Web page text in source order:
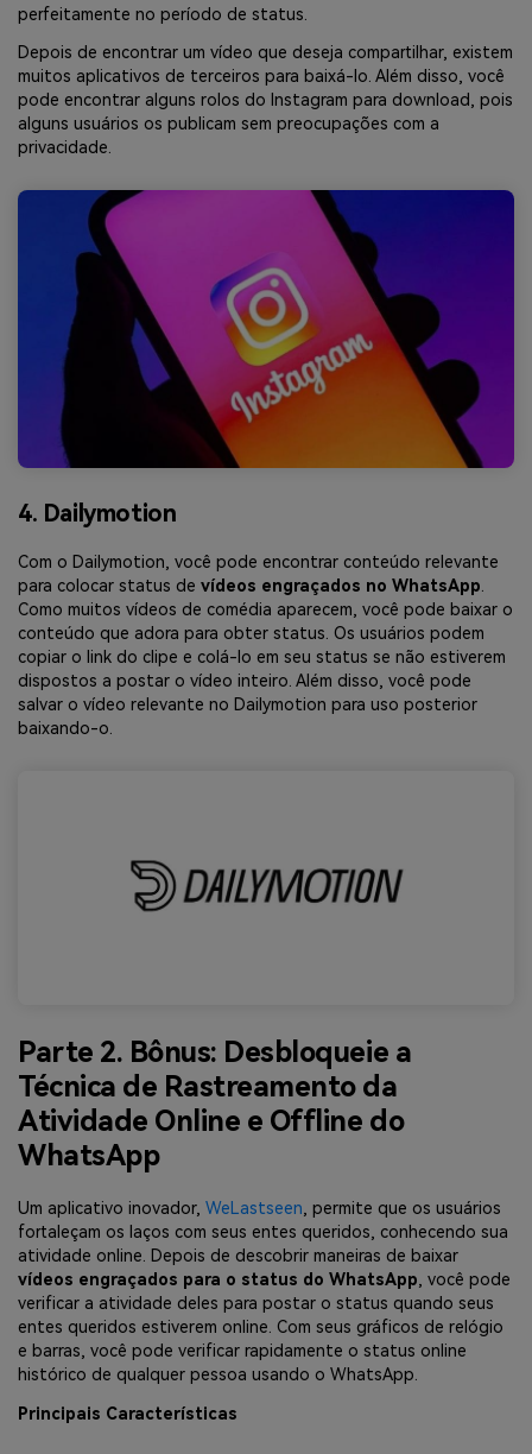
perfeitamente no período de status.
Depois de encontrar um vídeo que deseja compartilhar, existem
muitos aplicativos de terceiros para baixá-lo. Além disso, você
pode encontrar alguns rolos do Instagram para download, pois
alguns usuários os publicam sem preocupações com a
privacidade.
4. Dailymotion
Com o Dailymotion, você pode encontrar conteúdo relevante
para colocar status de vídeos engraçados no WhatsApp.
Como muitos vídeos de comédia aparecem, você pode baixar o
conteúdo que adora para obter status. Os usuários podem
copiar o link do clipe e colá-lo em seu status se não estiverem
dispostos a postar o vídeo inteiro. Além disso, você pode
salvar o vídeo relevante no Dailymotion para uso posterior
baixando-o.
Parte 2. Bônus: Desbloqueie a
Técnica de Rastreamento da
Atividade Online e Offline do
WhatsApp
Um aplicativo inovador, WeLastseen , permite que os usuários
fortaleçam os laços com seus entes queridos, conhecendo sua
atividade online. Depois de descobrir maneiras de baixar
vídeos engraçados para o status do WhatsApp , você pode
verificar a atividade deles para postar o status quando seus
entes queridos estiverem online. Com seus gráficos de relógio
e barras, você pode verificar rapidamente o status online
histórico de qualquer pessoa usando o WhatsApp.
Principais Características